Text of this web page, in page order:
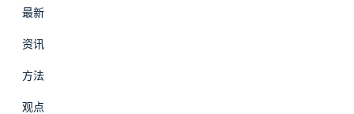
最新
资讯
方法
观点
← 全部专题